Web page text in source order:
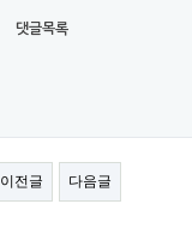
댓글목록
이전글 다음글